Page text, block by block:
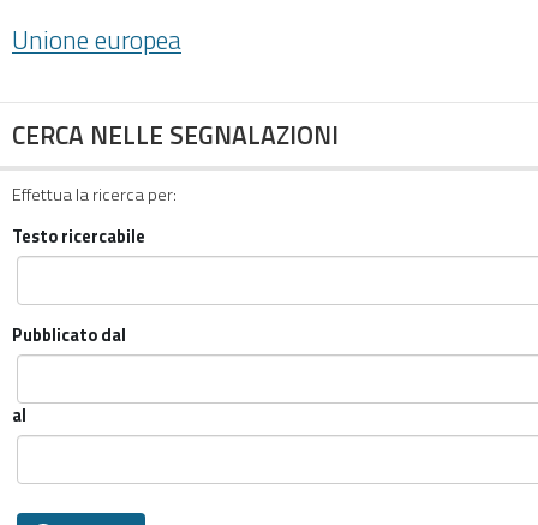
Unione europea
CERCA NELLE SEGNALAZIONI
Effettua la ricerca per:
Testo ricercabile
Pubblicato dal
al